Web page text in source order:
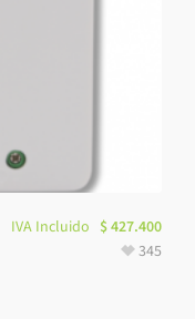
IVA Incluido $427.400
345